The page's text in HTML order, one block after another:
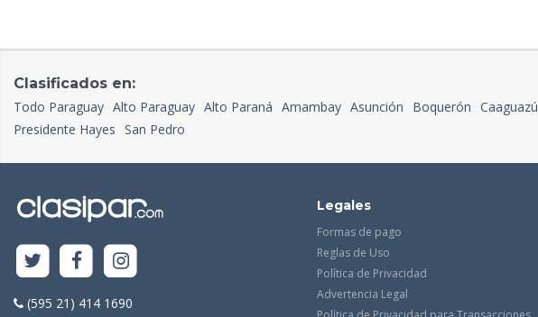
Clasificados en:
Todo Paraguay Alto Paraguay Alto Paraná Amambay Asunción Boquerón Caaguazú
Presidente Hayes San Pedro
(595 21) 414 1690
Legales
Formas de pago
Reglas de Uso
Política de Privacidad
Advertencia Legal